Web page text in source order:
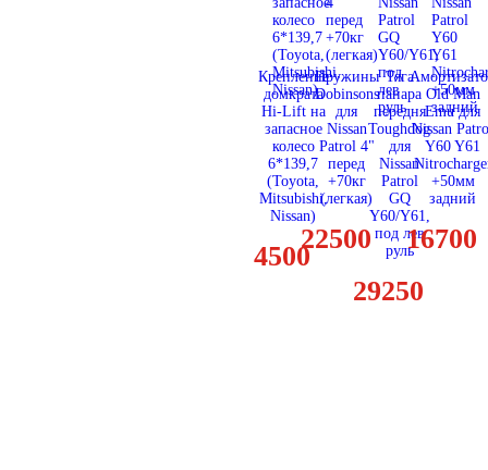
Крепление
домкрата
Hi-Lift на
запасное
колесо
6*139,7
(Toyota,
Mitsubishi,
Nissan)
4500
Пружины
Dobinsons
для
Nissan
Patrol 4"
перед
+70кг
(легкая)
22500
Тяга
панара
передня
Toughdog
для
Nissan
Patrol
GQ
Y60/Y61,
под лев
руль
29250
Old Man
Emu для
Nissan
Y60 Y61
+50мм
задний
16700